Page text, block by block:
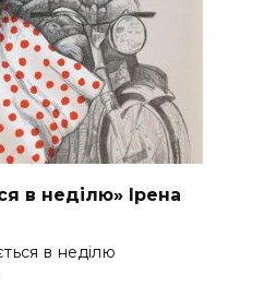
в неділю» Ірена
в неділю